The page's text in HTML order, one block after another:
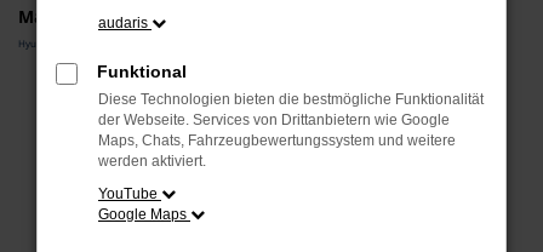
Marken
Hyundai
Fehler: Network Error
Beim Laden ist ein Fehler aufgetreten.
Überprüfe deine Firewall und deine
audaris
Funktional
Diese Technologien bieten die bestmögliche Funktionalität
der Webseite. Services von Drittanbietern wie Google
Maps, Chats, Fahrzeugbewertungssystem und weitere
werden aktiviert.
YouTube
Google Maps